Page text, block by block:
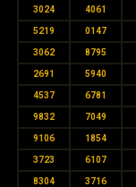
3024 4061
5219 0147
3062 8795
2691 5940
4537 6781
9832 7049
9106 1854
3723 6107
8304 3716